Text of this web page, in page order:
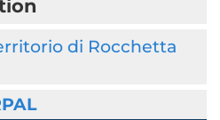
di Rocchetta